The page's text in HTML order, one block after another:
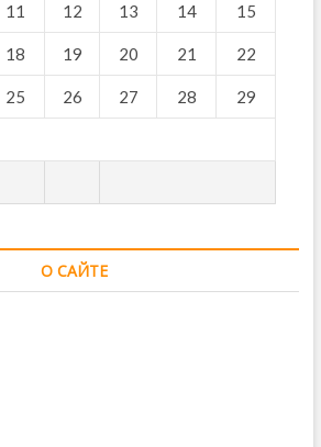
11 12 13 14 15
18 19 20 21 22
25 26 27 28 29
О САЙТЕ